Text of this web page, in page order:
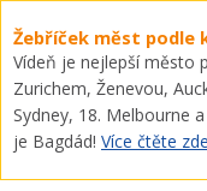
Žebříček měst podle
Vídeň je nejlepší město
Zurichem, Ženevou,
Sydney, 18. Melbourne
je Bagdád! Více čtěte zde